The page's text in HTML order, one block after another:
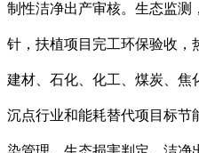
制性洁净出产审核。生态监测
针，扶植项目完工环保验收，
建材、石化、化工、煤炭、焦
沉点行业和能耗替代项目标节